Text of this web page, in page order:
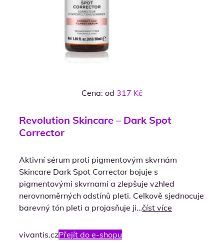
Cena: od 317 Kč
Revolution Skincare – Dark Spot
Corrector
Aktivní sérum proti pigmentovým skvrnám
Skincare Dark Spot Corrector bojuje s
pigmentovými skvrnami a zlepšuje vzhled
nerovnoměrných odstínů pleti. Celkově sjednocuje
barevný tón pleti a projasňuje ji…číst více
vivantis.czPřejít do e-shopu